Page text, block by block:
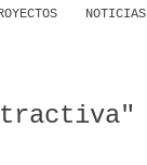
NOTICIAS